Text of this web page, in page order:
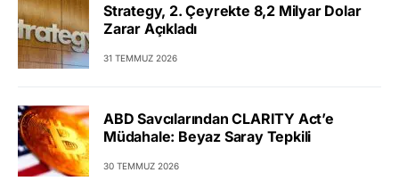
Strategy, 2. Çeyrekte 8,2 Milyar Dolar
Zarar Açıkladı
31 TEMMUZ 2026
ABD Savcılarından CLARITY Act’e
Müdahale: Beyaz Saray Tepkili
30 TEMMUZ 2026